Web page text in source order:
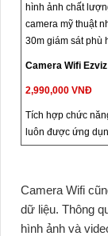
hình ảnh chất
camera mỹ thuật
30m giám sát phù
Camera Wifi
2,990,000 VNĐ
Tích hợp chức
luôn được ứng
Camera Wifi
dữ liệu. Thông
hình ảnh và